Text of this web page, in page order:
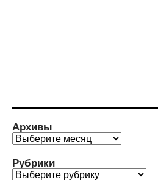
Архивы
Архивы
Рубрики
Рубрики